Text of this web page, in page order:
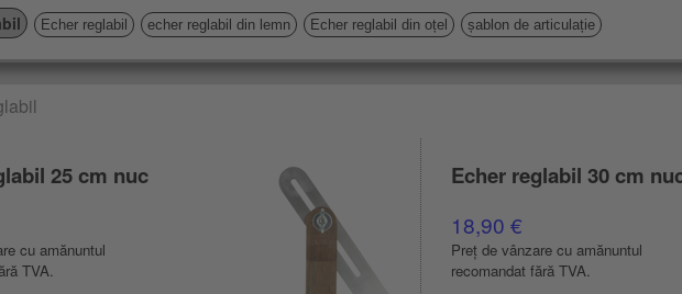
Echer reglabil echer reglabil din lemn Echer reglabil din oțel șablon de articulație
25 cm nuc
cu amănuntul
TVA.
Echer reglabil 30 cm
18,90 €
Preț de vânzare cu amănuntul
recomandat fără TVA.